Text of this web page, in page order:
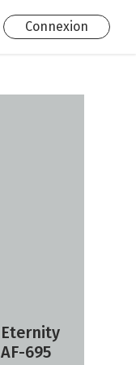
Connexion
Eternity
AF-695